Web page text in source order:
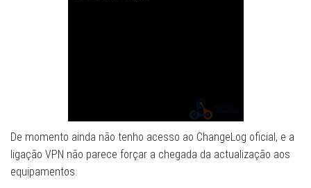
De momento ainda não tenho acesso ao ChangeLog oficial, e a
ligação VPN não parece forçar a chegada da actualização aos
equipamentos.